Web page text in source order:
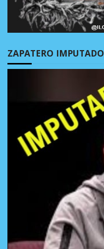
ZAPATERO IMPUTADO